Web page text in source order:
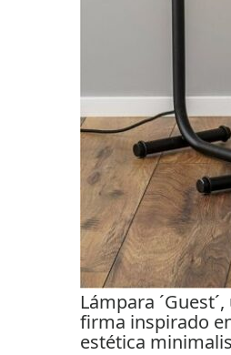
Lámpara
firma inspirado
estética